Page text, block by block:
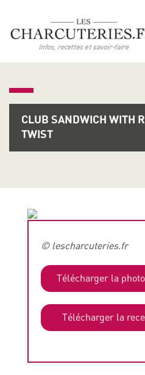
CLUB SANDWICH WITH
TWIST
© lescharcuteries.fr
Télécharger la
Télécharger la